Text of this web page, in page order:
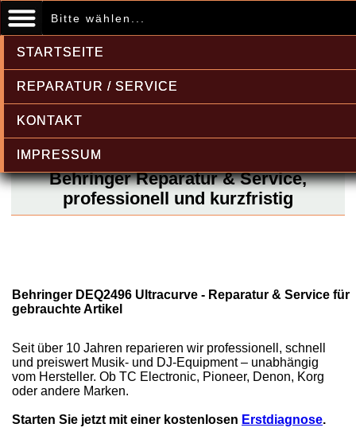
Bitte wählen...
STARTSEITE
REPARATUR / SERVICE
KONTAKT
IMPRESSUM
Behringer Reparatur & Service,
professionell und kurzfristig
Behringer DEQ2496 Ultracurve - Reparatur & Service für
gebrauchte Artikel
Seit über 10 Jahren reparieren wir professionell, schnell
und preiswert Musik- und DJ-Equipment – unabhängig
vom Hersteller. Ob TC Electronic, Pioneer, Denon, Korg
oder andere Marken.
Starten Sie jetzt mit einer kostenlosen Erstdiagnose.